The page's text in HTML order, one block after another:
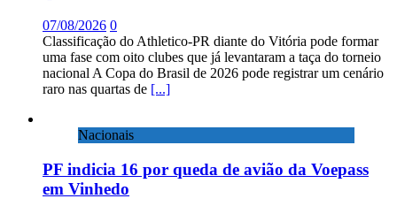
07/08/2026 0
Classificação do Athletico-PR diante do Vitória pode formar
uma fase com oito clubes que já levantaram a taça do torneio
nacional A Copa do Brasil de 2026 pode registrar um cenário
raro nas quartas de [...]
Nacionais
PF indicia 16 por queda de avião da Voepass
em Vinhedo